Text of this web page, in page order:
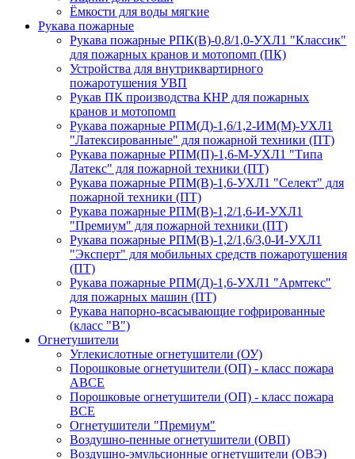
Ёмкости для воды мягкие
Рукава пожарные
Рукава пожарные РПК(В)-0,8/1,0-УХЛ1 "Классик"
для пожарных кранов и мотопомп (ПК)
Устройства для внутриквартирного
пожаротушения УВП
Рукав ПК производства КНР для пожарных
кранов и мотопомп
Рукава пожарные РПМ(Д)-1,6/1,2-ИМ(M)-УХЛ1
"Латексированные" для пожарной техники (ПТ)
Рукава пожарные РПМ(П)-1,6-М-УХЛ1 "Типа
Латекс" для пожарной техники (ПТ)
Рукава пожарные РПМ(В)-1,6-УХЛ1 "Селект" для
пожарной техники (ПТ)
Рукава пожарные РПМ(В)-1,2/1,6-И-УХЛ1
"Премиум" для пожарной техники (ПТ)
Рукава пожарные РПМ(В)-1,2/1,6/3,0-И-УХЛ1
"Эксперт" для мобильных средств пожаротушения
(ПТ)
Рукава пожарные РПМ(Д)-1,6-УХЛ1 "Армтекс"
для пожарных машин (ПТ)
Рукава напорно-всасывающие гофрированные
(класс "В")
Огнетушители
Углекислотные огнетушители (ОУ)
Порошковые огнетушители (ОП) - класс пожара
АВСЕ
Порошковые огнетушители (ОП) - класс пожара
ВСЕ
Огнетушители "Премиум"
Воздушно-пенные огнетушители (ОВП)
Воздушно-эмульсионные огнетушители (ОВЭ)